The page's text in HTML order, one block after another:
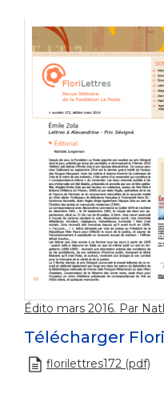
Édito mars 2016. Par
Télécharger
florilettres172 (pdf)